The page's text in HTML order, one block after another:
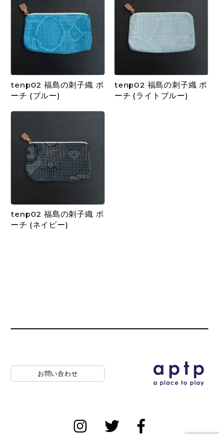
tenp02 福島の刺子織 ポ
ーチ (ブルー)
tenp02 福島の刺子織 ポ
ーチ (ライトブルー)
tenp02 福島の刺子織 ポ
ーチ (ネイビー)
お問い合わせ